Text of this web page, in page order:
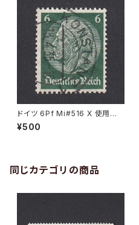
ドイツ 6Pf Mi#516 X 使用済
み切手｜KONSTANZ 13.4.19
35
¥500
同じカテゴリの商品